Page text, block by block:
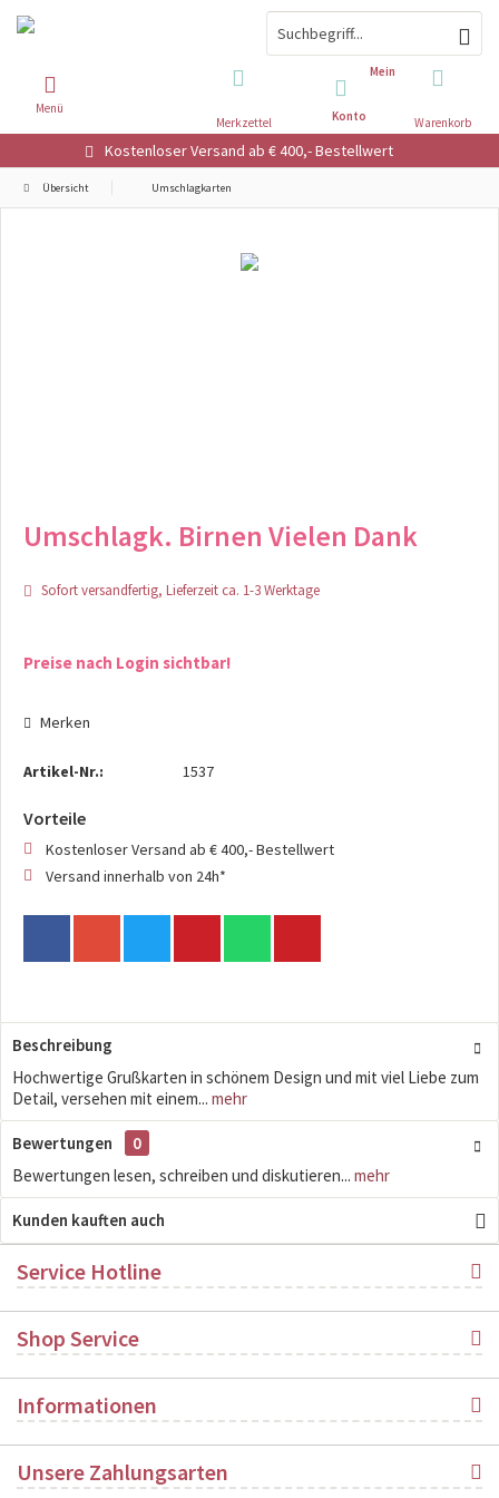
Kostenloser Versand ab € 400,- Bestellwert
Warenkorb
Merkzettel
Mein
Konto
Menü
Übersicht Umschlagkarten
Umschlagk. Birnen Vielen Dank
Sofort versandfertig, Lieferzeit ca. 1-3 Werktage
Preise nach Login sichtbar!
Merken
Artikel-Nr.: 1537
Vorteile
Kostenloser Versand ab € 400,- Bestellwert
Versand innerhalb von 24h*
Beschreibung
Hochwertige Grußkarten in schönem Design und mit viel Liebe zum
Detail, versehen mit einem... mehr
Bewertungen
0
Bewertungen lesen, schreiben und diskutieren... mehr
Kunden kauften auch
Service Hotline
Shop Service
Informationen
Unsere Zahlungsarten